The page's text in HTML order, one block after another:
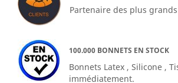
Partenaire des plus
100.000 BONNETS EN STOCK
Bonnets Latex , Silicone ,
immédiatement.